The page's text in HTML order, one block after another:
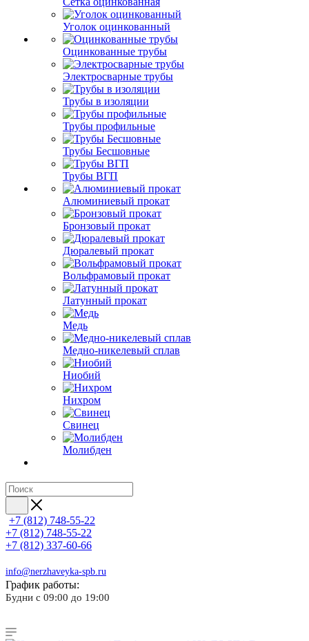
Уголок оцинкованный
Оцинкованные трубы
Электросварные трубы
Трубы в изоляции
Трубы профильные
Трубы Бесшовные
Трубы ВГП
Алюминиевый прокат
Бронзовый прокат
Дюралевый прокат
Вольфрамовый прокат
Латунный прокат
Медь
Медно-никелевый сплав
Ниобий
Нихром
Свинец
Молибден
+7 (812) 748-55-22
+7 (812) 748-55-22
+7 (812) 337-60-66
info@nerzhaveyka-spb.ru
График работы:
Будни с 09:00 до 19:00